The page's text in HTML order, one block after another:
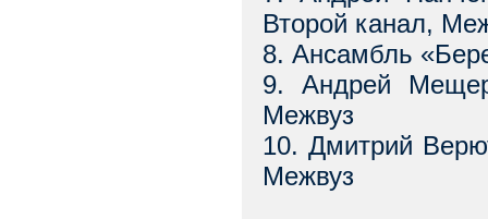
Второй канал,
8. Ансамбль
9. Андрей
Межвуз
10. Дмитрий
Межвуз